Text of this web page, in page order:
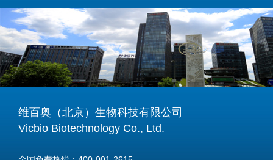
维百奥（北京）生物科技有限公司
Vicbio Biotechnology Co., Ltd.